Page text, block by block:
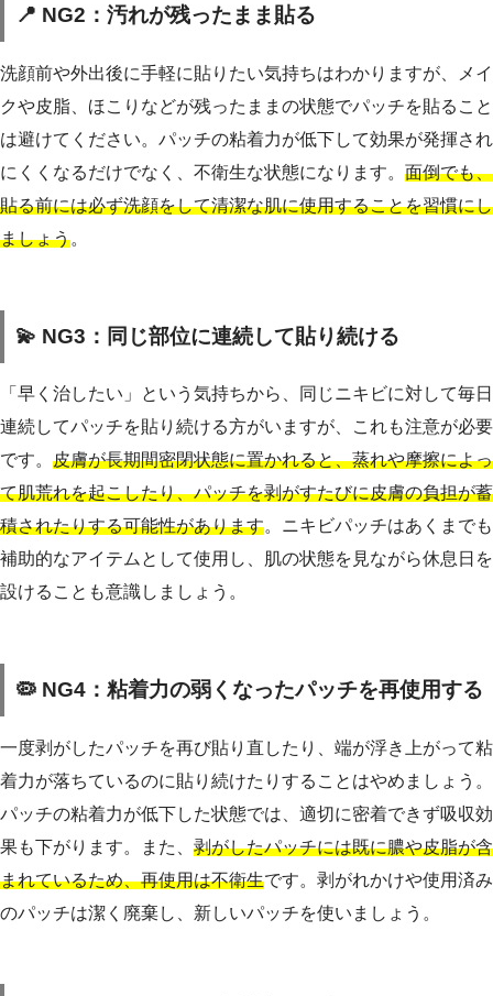
📍 NG2：汚れが残ったまま貼る
洗顔前や外出後に手軽に貼りたい気持ちはわかりますが、メイ
クや皮脂、ほこりなどが残ったままの状態でパッチを貼ること
は避けてください。パッチの粘着力が低下して効果が発揮され
にくくなるだけでなく、不衛生な状態になります。 面倒でも、
貼る前には必ず洗顔をして清潔な肌に使用することを習慣にし
ましょう。
💫 NG3：同じ部位に連続して貼り続ける
「早く治したい」という気持ちから、同じニキビに対して毎日
連続してパッチを貼り続ける方がいますが、これも注意が必要
です。 皮膚が長期間密閉状態に置かれると、蒸れや摩擦によっ
て肌荒れを起こしたり、パッチを剥がすたびに皮膚の負担が蓄
積されたりする可能性があります。ニキビパッチはあくまでも
補助的なアイテムとして使用し、肌の状態を見ながら休息日を
設けることも意識しましょう。
🦠 NG4：粘着力の弱くなったパッチを再使用する
一度剥がしたパッチを再び貼り直したり、端が浮き上がって粘
着力が落ちているのに貼り続けたりすることはやめましょう。
パッチの粘着力が低下した状態では、適切に密着できず吸収効
果も下がります。また、 剥がしたパッチには既に膿や皮脂が含
まれているため、再使用は不衛生です。剥がれかけや使用済み
のパッチは潔く廃棄し、新しいパッチを使いましょう。